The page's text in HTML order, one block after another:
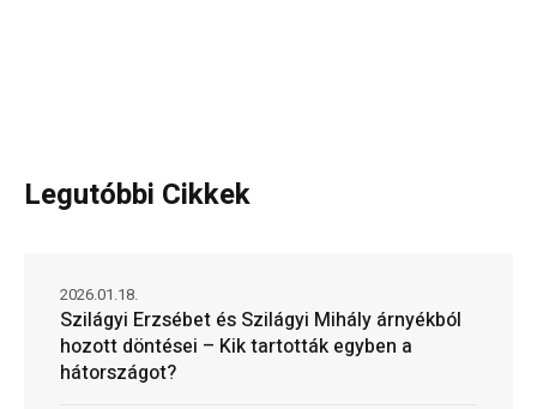
Legutóbbi Cikkek
Szilágyi Erzsébet és Szilágyi Mihály árnyékból
hozott döntései – Kik tartották egyben a
hátországot?
2026.01.18.